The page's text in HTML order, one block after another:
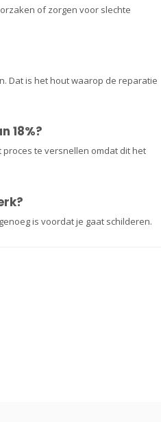
of zorgen voor slechte
Dat is het hout waarop de reparatie
18%?
te versnellen omdat dit het
is voordat je gaat schilderen.